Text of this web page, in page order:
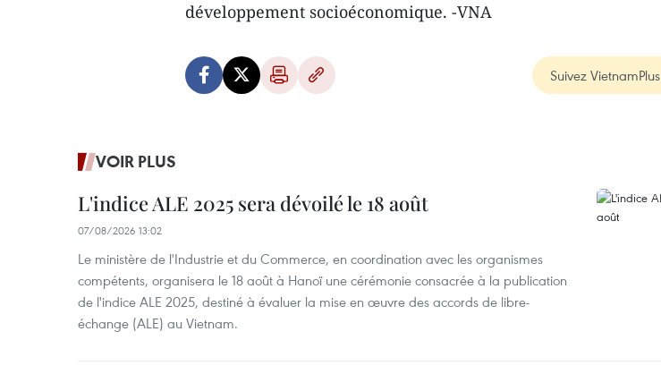
développement socioéconomique. -VNA
Suivez VietnamPlus
VOIR PLUS
L'indice ALE 2025 sera dévoilé le 18 août
07/08/2026 13:02
Le ministère de l'Industrie et du Commerce, en coordination avec les organismes
compétents, organisera le 18 août à Hanoï une cérémonie consacrée à la publication
de l'indice ALE 2025, destiné à évaluer la mise en œuvre des accords de libre-
échange (ALE) au Vietnam.